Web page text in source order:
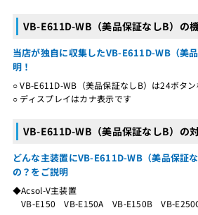
VB-E611D-WB（美品保証なしB）の
当店が独自に収集したVB-E611D-WB（美
明！
○ VB-E611D-WB（美品保証なしB）は24ボタ
○ ディスプレイはカナ表示です
VB-E611D-WB（美品保証なしB）の
どんな主装置にVB-E611D-WB（美品保証
の？をご説明
◆Acsol-V主装置
VB-E150 VB-E150A VB-E150B VB-